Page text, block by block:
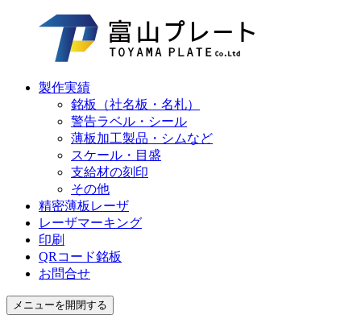
製作実績
銘板（社名板・名札）
警告ラベル・シール
薄板加工製品・シムなど
スケール・目盛
支給材の刻印
その他
精密薄板レーザ
レーザマーキング
印刷
QRコード銘板
お問合せ
メニューを開閉する